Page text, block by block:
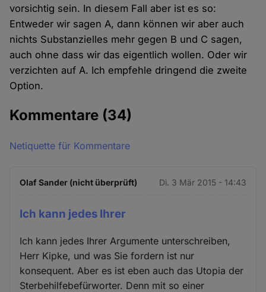
vorsichtig sein. In diesem Fall aber ist es so:
Entweder wir sagen A, dann können wir aber auch
nichts Substanzielles mehr gegen B und C sagen,
auch ohne dass wir das eigentlich wollen. Oder wir
verzichten auf A. Ich empfehle dringend die zweite
Option.
Kommentare (34)
Netiquette für Kommentare
Olaf Sander (nicht überprüft) Di. 3 Mär 2015 - 14:43
Ich kann jedes Ihrer
Ich kann jedes Ihrer Argumente unterschreiben,
Herr Kipke, und was Sie fordern ist nur
konsequent. Aber es ist eben auch das Utopia der
Sterbehilfebefürworter. Denn mit so einer